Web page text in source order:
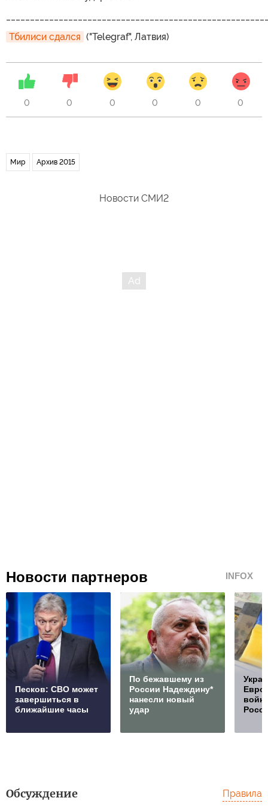
Тбилиси сдался ("Telegraf", Латвия)
0 0 0 0 0 0
Мир Архив 2015
Новости СМИ2
Новости партнеров INFOX
Песков: СВО может
завершиться в
ближайшие часы
По бежавшему из
России Надеждину*
нанесли новый
удар
Обсуждение Правила